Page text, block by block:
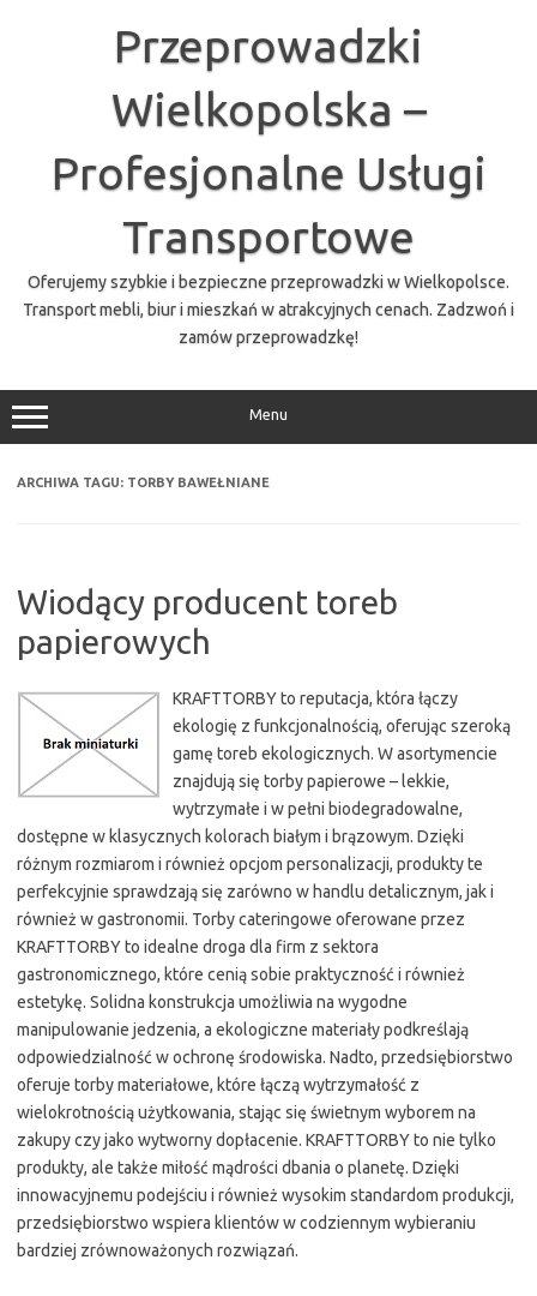
Przeprowadzki
Wielkopolska –
Profesjonalne Usługi
Transportowe
Oferujemy szybkie i bezpieczne przeprowadzki w Wielkopolsce.
Transport mebli, biur i mieszkań w atrakcyjnych cenach. Zadzwoń i
zamów przeprowadzkę!
Menu
ARCHIWA TAGU: TORBY BAWEŁNIANE
Wiodący producent toreb
papierowych
KRAFTTORBY to reputacja, która łączy
ekologię z funkcjonalnością, oferując szeroką
gamę toreb ekologicznych. W asortymencie
znajdują się torby papierowe – lekkie,
wytrzymałe i w pełni biodegradowalne,
dostępne w klasycznych kolorach białym i brązowym. Dzięki
różnym rozmiarom i również opcjom personalizacji, produkty te
perfekcyjnie sprawdzają się zarówno w handlu detalicznym, jak i
również w gastronomii. Torby cateringowe oferowane przez
KRAFTTORBY to idealne droga dla firm z sektora
gastronomicznego, które cenią sobie praktyczność i również
estetykę. Solidna konstrukcja umożliwia na wygodne
manipulowanie jedzenia, a ekologiczne materiały podkreślają
odpowiedzialność w ochronę środowiska. Nadto, przedsiębiorstwo
oferuje torby materiałowe, które łączą wytrzymałość z
wielokrotnością użytkowania, stając się świetnym wyborem na
zakupy czy jako wytworny dopłacenie. KRAFTTORBY to nie tylko
produkty, ale także miłość mądrości dbania o planetę. Dzięki
innowacyjnemu podejściu i również wysokim standardom produkcji,
przedsiębiorstwo wspiera klientów w codziennym wybieraniu
bardziej zrównoważonych rozwiązań.